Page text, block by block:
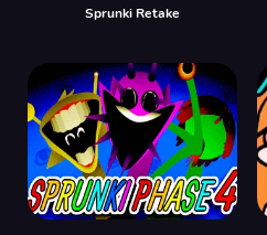
Sprunki Retake